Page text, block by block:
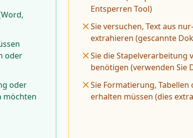
oder
oder
möchten
Entsperren Tool)
Sie versuchen, Text aus
extrahieren (gescannte
Sie die Stapelverarbeitung
benötigen (verwenden Sie
Sie Formatierung,
erhalten müssen (dies